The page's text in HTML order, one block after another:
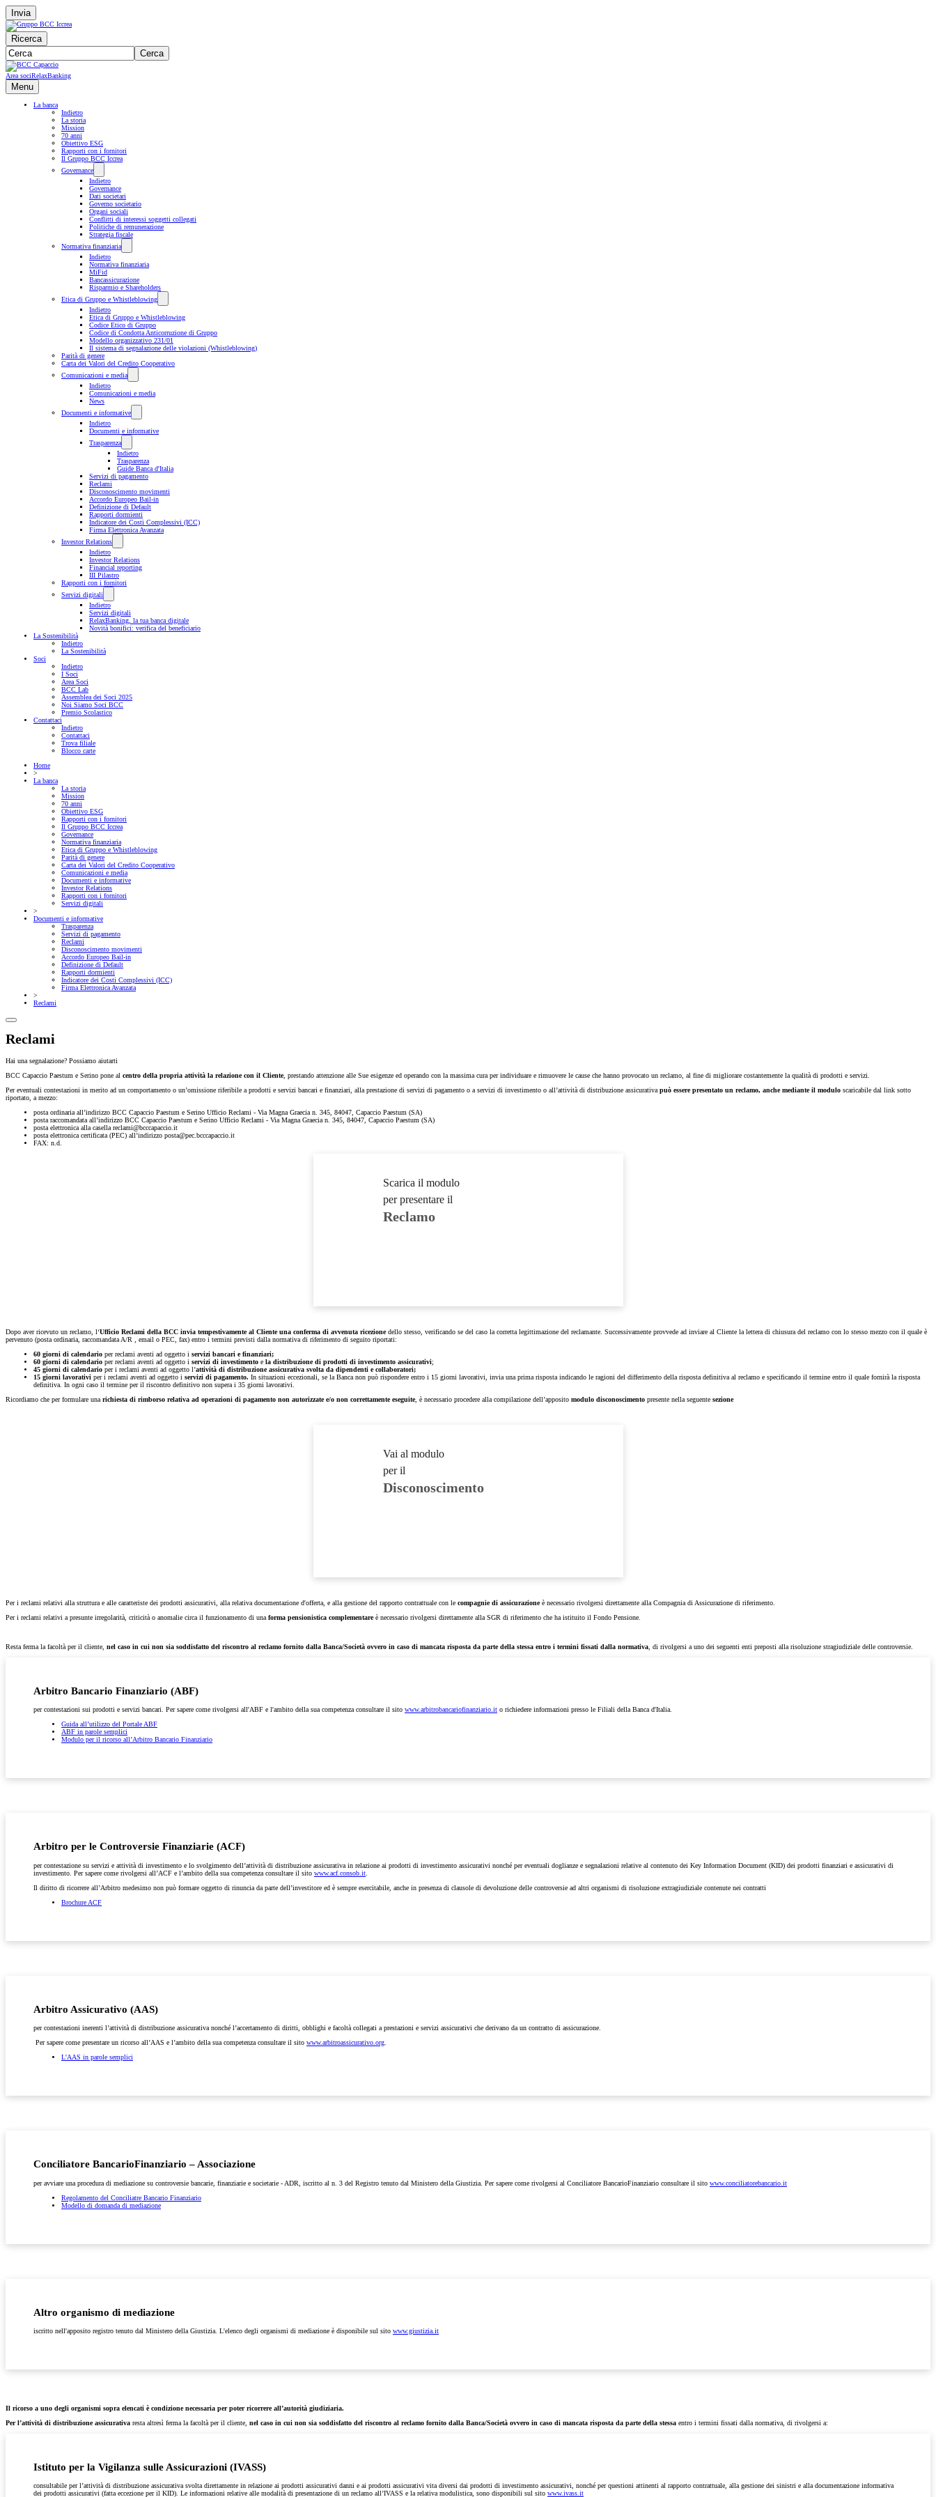
Invia
Ricerca
Cerca
Area sociRelaxBanking
Menu
La banca
Indietro
La storia
Mission
70 anni
Obiettivo ESG
Rapporti con i fornitori
Il Gruppo BCC Iccrea
Governance
Indietro
Governance
Dati societari
Governo societario
Organi sociali
Conflitti di interessi soggetti collegati
Politiche di remunerazione
Strategia fiscale
Normativa finanziaria
Indietro
Normativa finanziaria
MiFid
Bancassicurazione
Risparmio e Shareholders
Etica di Gruppo e Whistleblowing
Indietro
Etica di Gruppo e Whistleblowing
Codice Etico di Gruppo
Codice di Condotta Anticorruzione di Gruppo
Modello organizzativo 231/01
Il sistema di segnalazione delle violazioni (Whistleblowing)
Parità di genere
Carta dei Valori del Credito Cooperativo
Comunicazioni e media
Indietro
Comunicazioni e media
News
Documenti e informative
Indietro
Documenti e informative
Trasparenza
Indietro
Trasparenza
Guide Banca d'Italia
Servizi di pagamento
Reclami
Disconoscimento movimenti
Accordo Europeo Bail-in
Definizione di Default
Rapporti dormienti
Indicatore dei Costi Complessivi (ICC)
Firma Elettronica Avanzata
Investor Relations
Indietro
Investor Relations
Financial reporting
III Pilastro
Rapporti con i fornitori
Servizi digitali
Indietro
Servizi digitali
RelaxBanking, la tua banca digitale
Novità bonifici: verifica del beneficiario
La Sostenibilità
Indietro
La Sostenibilità
Soci
Indietro
I Soci
Area Soci
BCC Lab
Assemblea dei Soci 2025
Noi Siamo Soci BCC
Premio Scolastico
Contattaci
Indietro
Contattaci
Trova filiale
Blocco carte
Home
>
La banca
La storia
Mission
70 anni
Obiettivo ESG
Rapporti con i fornitori
Il Gruppo BCC Iccrea
Governance
Normativa finanziaria
Etica di Gruppo e Whistleblowing
Parità di genere
Carta dei Valori del Credito Cooperativo
Comunicazioni e media
Documenti e informative
Investor Relations
Rapporti con i fornitori
Servizi digitali
>
Documenti e informative
Trasparenza
Servizi di pagamento
Reclami
Disconoscimento movimenti
Accordo Europeo Bail-in
Definizione di Default
Rapporti dormienti
Indicatore dei Costi Complessivi (ICC)
Firma Elettronica Avanzata
>
Reclami
Reclami
Hai una segnalazione? Possiamo aiutarti
BCC Capaccio Paestum e Serino pone al centro della propria attività la relazione con il Cliente, prestando attenzione alle Sue esigenze ed operando con la massima cura per individuare e rimuovere le cause che hanno provocato un reclamo, al fine di migliorare costantemente la qualità di prodotti e servizi.
Per eventuali contestazioni in merito ad un comportamento o un’omissione riferibile a prodotti e servizi bancari e finanziari, alla prestazione di servizi di pagamento o a servizi di investimento o all’attività di distribuzione assicurativa può essere presentato un reclamo, anche mediante il modulo scaricabile dal link sotto
riportato, a mezzo:
posta ordinaria all’indirizzo BCC Capaccio Paestum e Serino Ufficio Reclami - Via Magna Graecia n. 345, 84047, Capaccio Paestum (SA)
posta raccomandata all’indirizzo BCC Capaccio Paestum e Serino Ufficio Reclami - Via Magna Graecia n. 345, 84047, Capaccio Paestum (SA)
posta elettronica alla casella reclami@bcccapaccio.it
posta elettronica certificata (PEC) all’indirizzo posta@pec.bcccapaccio.it
FAX: n.d.
Scarica il modulo
per presentare il
Reclamo
Dopo aver ricevuto un reclamo, l‘Ufficio Reclami della BCC invia tempestivamente al Cliente una conferma di avvenuta ricezionedello stesso, verificando se del caso la corretta legittimazione del reclamante. Successivamente provvede ad inviare al Cliente la lettera di chiusura del reclamo con lo stesso mezzo con il quale è
pervenuto (posta ordinaria, raccomandata A/R , email o PEC, fax) entro i termini previsti dalla normativa di riferimento di seguito riportati:
60 giorni di calendario per reclami aventi ad oggetto i servizi bancari e finanziari;
60 giorni di calendario per reclami aventi ad oggetto i servizi di investimento e la distribuzione di prodotti di investimento assicurativi;
45 giorni di calendario per i reclami aventi ad oggetto l’attività di distribuzione assicurativa svolta da dipendenti e collaboratori;
15 giorni lavorativi per i reclami aventi ad oggetto i servizi di pagamento. In situazioni eccezionali, se la Banca non può rispondere entro i 15 giorni lavorativi, invia una prima risposta indicando le ragioni del differimento della risposta definitiva al reclamo e specificando il termine entro il quale fornirà la risposta
definitiva. In ogni caso il termine per il riscontro definitivo non supera i 35 giorni lavorativi.
Ricordiamo che per formulare una richiesta di rimborso relativa ad operazioni di pagamento non autorizzate e/o non correttamente eseguite, è necessario procedere alla compilazione dell’apposito modulo disconoscimento presente nella seguente sezione
Vai al modulo
per il
Disconoscimento
Per i reclami relativi alla struttura e alle caratteriste dei prodotti assicurativi, alla relativa documentazione d'offerta, e alla gestione del rapporto contrattuale con le compagnie di assicurazioneè necessario rivolgersi direttamente alla Compagnia di Assicurazione di riferimento.
Per i reclami relativi a presunte irregolarità, criticità o anomalie circa il funzionamento di una forma pensionistica complementareè necessario rivolgersi direttamente alla SGR di riferimento che ha istituito il Fondo Pensione.
Resta ferma la facoltà per il cliente, nel caso in cui non sia soddisfatto del riscontro al reclamo fornito dalla Banca/Società ovvero in caso di mancata risposta da parte della stessa entro i termini fissati dalla normativa , di rivolgersi a uno dei seguenti enti preposti alla risoluzione stragiudiziale delle controversie.
Arbitro Bancario Finanziario (ABF)
per contestazioni sui prodotti e servizi bancari. Per sapere come rivolgersi all'ABF e l'ambito della sua competenza consultare il sito www.arbitrobancariofinanziario.it o richiedere informazioni presso le Filiali della Banca d'Italia.
Guida all’utilizzo del Portale ABF
ABF in parole semplici
Modulo per il ricorso all’Arbitro Bancario Finanziario
Arbitro per le Controversie Finanziarie (ACF)
per contestazione su servizi e attività di investimento e lo svolgimento dell’attività di distribuzione assicurativa in relazione ai prodotti di investimento assicurativi nonché per eventuali doglianze e segnalazioni relative al contenuto dei Key Information Document (KID) dei prodotti finanziari e assicurativi di
investimento. Per sapere come rivolgersi all’ACF e l’ambito della sua competenza consultare il sito www.acf.consob.it
Il diritto di ricorrere all’Arbitro medesimo non può formare oggetto di rinuncia da parte dell’investitore ed è sempre esercitabile, anche in presenza di clausole di devoluzione delle controversie ad altri organismi di risoluzione extragiudiziale contenute nei contratti
Brochure ACF
Arbitro Assicurativo (AAS)
per contestazioni inerenti l’attività di distribuzione assicurativa nonché l’accertamento di diritti, obblighi e facoltà collegati a prestazioni e servizi assicurativi che derivano da un contratto di assicurazione.
Per sapere come presentare un ricorso all’AAS e l’ambito della sua competenza consultare il sito www.arbitroassicurativo.org
L'AAS in parole semplici
Conciliatore BancarioFinanziario – Associazione
per avviare una procedura di mediazione su controversie bancarie, finanziarie e societarie - ADR, iscritto al n. 3 del Registro tenuto dal Ministero della Giustizia. Per sapere come rivolgersi al Conciliatore BancarioFinanziario consultare il sito www.conciliatorebancario.it
Regolamento del Conciliatre Bancario Finanziario
Modello di domanda di mediazione
Altro organismo di mediazione
iscritto nell'apposito registro tenuto dal Ministero della Giustizia. L'elenco degli organismi di mediazione è disponibile sul sito www.giustizia.it
Il ricorso a uno degli organismi sopra elencati è condizione necessaria per poter ricorrere all’autorità giudiziaria.
Per l’attività di distribuzione assicurativa resta altresì ferma la facoltà per il cliente, nel caso in cui non sia soddisfatto del riscontro al reclamo fornito dalla Banca/Società ovvero in caso di mancata risposta da parte della stessa entro i termini fissati dalla normativa, di rivolgersi a:
Istituto per la Vigilanza sulle Assicurazioni (IVASS)
consultabile per l’attività di distribuzione assicurativa svolta direttamente in relazione ai prodotti assicurativi danni e ai prodotti assicurativi vita diversi dai prodotti di investimento assicurativi, nonché per questioni attinenti al rapporto contrattuale, alla gestione dei sinistri e alla documentazione informativa
dei prodotti assicurativi (fatta eccezione per il KID). Le informazioni relative alle modalità di presentazione di un reclamo all’IVASS e la relativa modulistica, sono disponibili sul sito www.ivass.it